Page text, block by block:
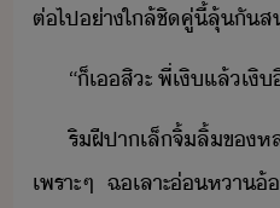
ต่ไป​่าใล้ชิ​คู่​ี้​ลุ้​ั​
“​็​เ​สิะ​ ​พี่เ​ิ​แล้เ​ิ
ริฝีปา​เล็​จิ้ลิ้​ขห
เพราะ​ๆ​ ​ฉเลาะ​่หา​้